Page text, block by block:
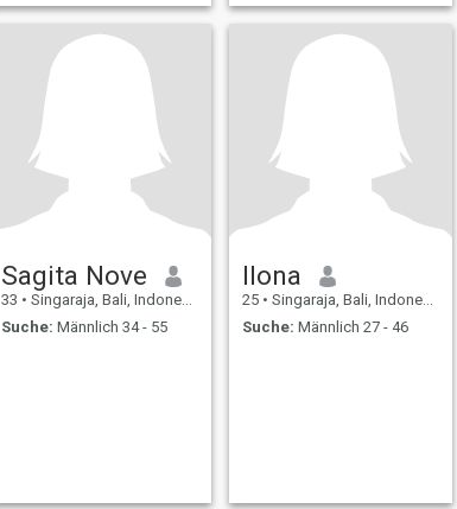
Sagita Nove
33 • Singaraja, Bali, Indonesien
Suche: Männlich 34 - 55
Ilona
25 • Singaraja, Bali, Indonesien
Suche: Männlich 27 - 46